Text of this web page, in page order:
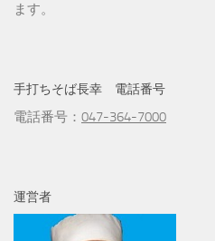
ます。
手打ちそば長幸 電話番号
電話番号： 047-364-7000
運営者